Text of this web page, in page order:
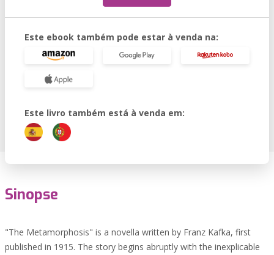
Este ebook também pode estar à venda na:
Este livro também está à venda em:
Sinopse
"The Metamorphosis" is a novella written by Franz Kafka, first
published in 1915. The story begins abruptly with the inexplicable